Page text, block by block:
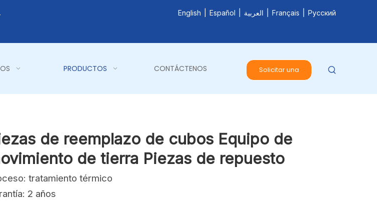
English Español العربية Français Pусский
PRODUCTOS CONTÁCTENOS Solicitar una
de reemplazo de cubos Equipo de
de tierra Piezas de repuesto
tratamiento térmico
2 años